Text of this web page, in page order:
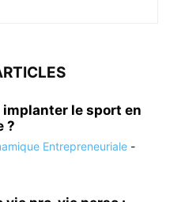
le sport en
?
Entrepreneuriale -